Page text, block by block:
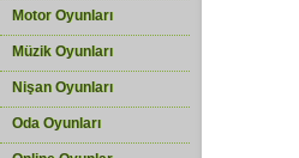
Motor Oyunları
Müzik Oyunları
Nişan Oyunları
Oda Oyunları